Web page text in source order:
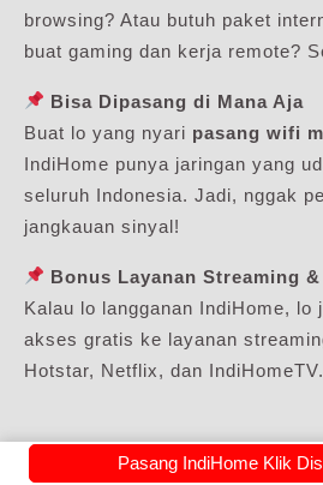
browsing? Atau butuh paket
buat gaming dan kerja remote?
Bisa Dipasang di Mana Aja
Buat lo yang nyari pasang wifi
IndiHome punya jaringan yang
seluruh Indonesia. Jadi, nggak
jangkauan sinyal!
Bonus Layanan Streaming
Kalau lo langganan IndiHome, lo
akses gratis ke layanan
Hotstar, Netflix, dan
Tips Pilih Paket WiFi
Pasang IndiHome Klik